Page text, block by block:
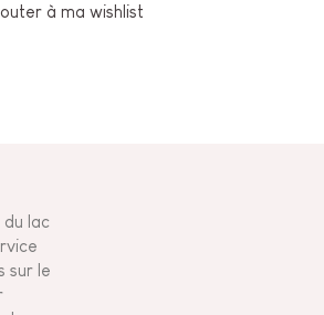
à ma wishlist
du lac
sur le